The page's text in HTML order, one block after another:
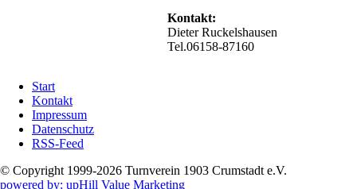
Kontakt:
Dieter Ruckelshausen
Tel.06158-87160
überspringen
Start
Kontakt
Impressum
Datenschutz
RSS-Feed
© Copyright 1999-2026 Turnverein 1903 Crumstadt e.V.
powered by: upHill Value Marketing